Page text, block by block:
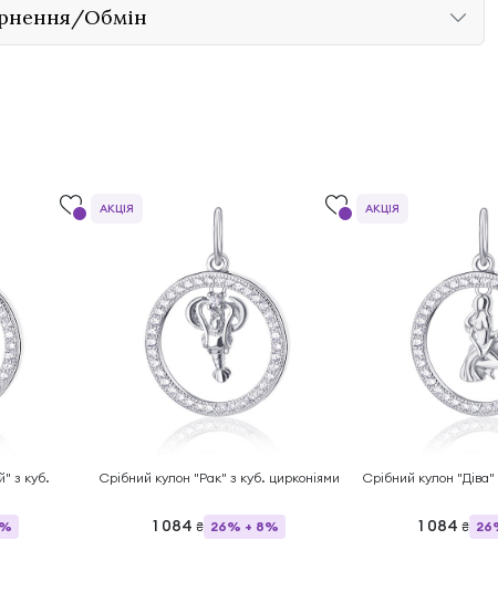
Обмін
з куб.
Срібний кулон "Рак" з куб. цирконіями
1 084 ₴ 26% + 8%
АКЦІЯ
Срібний кулон
1 084 ₴
АКЦІЯ